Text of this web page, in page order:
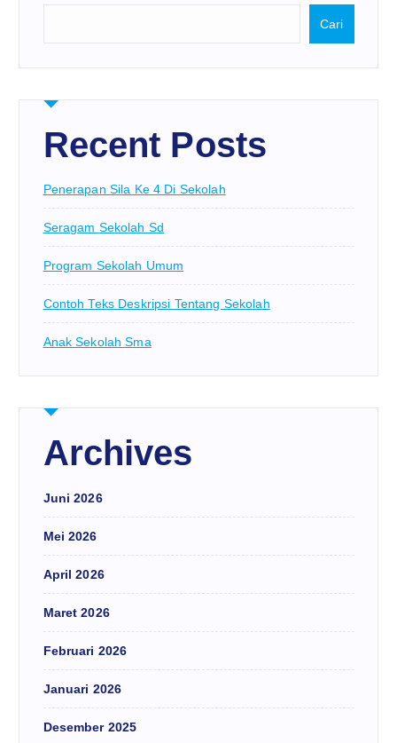
Cari
Recent Posts
Penerapan Sila Ke 4 Di Sekolah
Seragam Sekolah Sd
Program Sekolah Umum
Contoh Teks Deskripsi Tentang Sekolah
Anak Sekolah Sma
Archives
Juni 2026
Mei 2026
April 2026
Maret 2026
Februari 2026
Januari 2026
Desember 2025